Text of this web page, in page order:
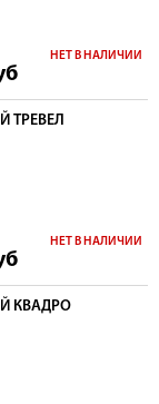
НЕТ В НАЛИЧИИ
ТРЕВЕЛ
НЕТ В НАЛИЧИИ
КВАДРО